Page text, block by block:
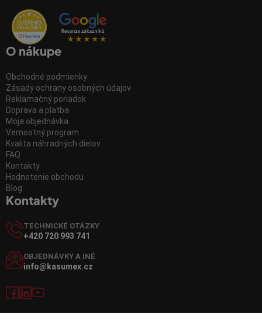
O nákupe
Obchodné podmienky
Zásady ochrany osobných údajov
Reklamačný poriadok
Doprava a platba
Moja objednávka
Vernostný program
Kvalita náhradných dielov
FAQ
Kontakty
Hodnotenie obchodu
Blog
Kontakty
TECHNICKÉ OTÁZKY
+420 720 993 741
OBJEDNÁVKY A INÉ
info@kasumex.cz